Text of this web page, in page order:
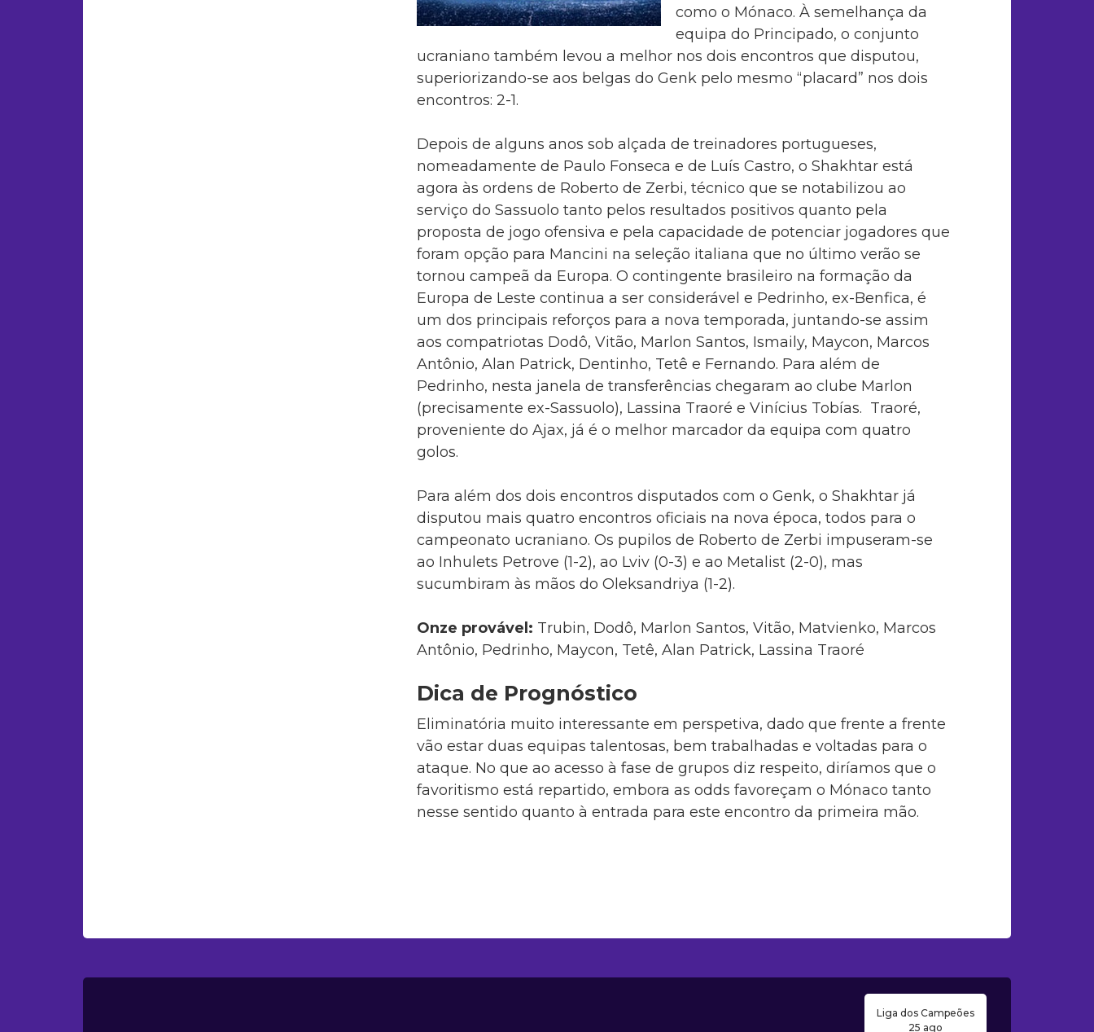
como o Mónaco. À semelhança da
equipa do Principado, o conjunto
ucraniano também levou a melhor nos dois encontros que disputou,
superiorizando-se aos belgas do Genk pelo mesmo “placard” nos dois
encontros: 2-1.
Depois de alguns anos sob alçada de treinadores portugueses,
nomeadamente de Paulo Fonseca e de Luís Castro, o Shakhtar está
agora às ordens de Roberto de Zerbi, técnico que se notabilizou ao
serviço do Sassuolo tanto pelos resultados positivos quanto pela
proposta de jogo ofensiva e pela capacidade de potenciar jogadores que
foram opção para Mancini na seleção italiana que no último verão se
tornou campeã da Europa. O contingente brasileiro na formação da
Europa de Leste continua a ser considerável e Pedrinho, ex-Benfica, é
um dos principais reforços para a nova temporada, juntando-se assim
aos compatriotas Dodô, Vitão, Marlon Santos, Ismaily, Maycon, Marcos
Antônio, Alan Patrick, Dentinho, Tetê e Fernando. Para além de
Pedrinho, nesta janela de transferências chegaram ao clube Marlon
(precisamente ex-Sassuolo), Lassina Traoré e Vinícius Tobías. Traoré,
proveniente do Ajax, já é o melhor marcador da equipa com quatro
golos.
Para além dos dois encontros disputados com o Genk, o Shakhtar já
disputou mais quatro encontros oficiais na nova época, todos para o
campeonato ucraniano. Os pupilos de Roberto de Zerbi impuseram-se
ao Inhulets Petrove (1-2), ao Lviv (0-3) e ao Metalist (2-0), mas
sucumbiram às mãos do Oleksandriya (1-2).
Onze provável: Trubin, Dodô, Marlon Santos, Vitão, Matvienko, Marcos
Antônio, Pedrinho, Maycon, Tetê, Alan Patrick, Lassina Traoré
Dica de Prognóstico
Eliminatória muito interessante em perspetiva, dado que frente a frente
vão estar duas equipas talentosas, bem trabalhadas e voltadas para o
ataque. No que ao acesso à fase de grupos diz respeito, diríamos que o
favoritismo está repartido, embora as odds favoreçam o Mónaco tanto
nesse sentido quanto à entrada para este encontro da primeira mão.
Liga dos Campeões
25 ago